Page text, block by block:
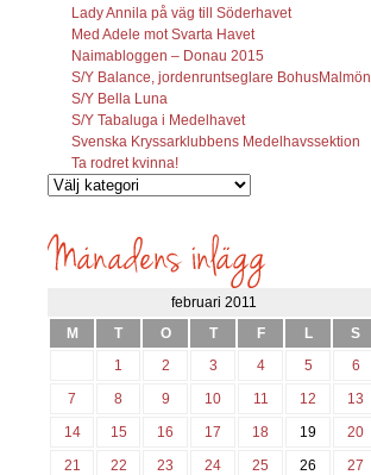
Lady Annila på väg till Söderhavet
Med Adele mot Svarta Havet
Naimabloggen – Donau 2015
S/Y Balance, jordenruntseglare BohusMalmön
S/Y Bella Luna
S/Y Tabaluga i Medelhavet
Svenska Kryssarklubbens Medelhavssektion
Ta rodret kvinna!
Vilka
söks?
februari 2011
M
T O T F L
S
1
2 3 4 5
6
7
8 9 10 11 12
13
14
15 16 17 18 19
20
21
22 23 24 25 26
27